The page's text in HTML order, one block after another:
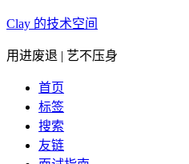
Clay 的技术空间
用进废退 | 艺不压身
首页
标签
搜索
友链